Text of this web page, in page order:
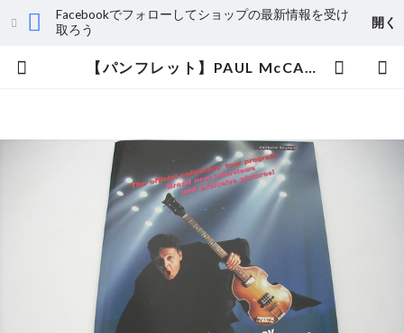
Facebookでフォローしてショップの最新情報を受け
取ろう
開く
【パンフレット】PAUL McCARTNEY / DRIVING JAPAN TOUR | aeromamas2000